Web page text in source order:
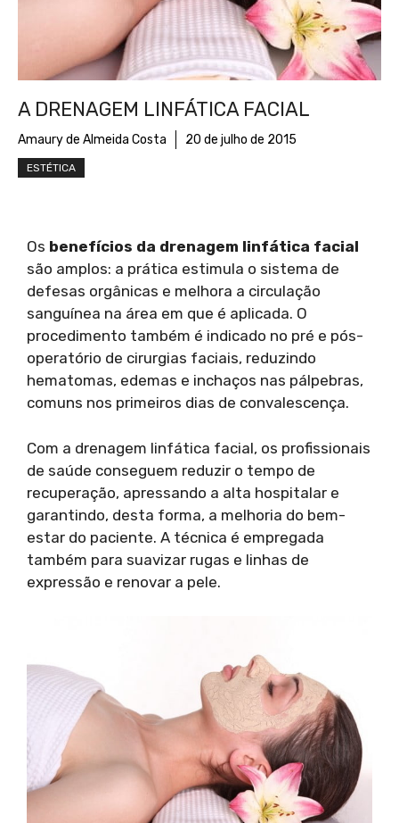
A DRENAGEM LINFÁTICA FACIAL
Amaury de Almeida Costa 20 de julho de 2015
ESTÉTICA
Os benefícios da drenagem linfática facial
são amplos: a prática estimula o sistema de
defesas orgânicas e melhora a circulação
sanguínea na área em que é aplicada. O
procedimento também é indicado no pré e pós-
operatório de cirurgias faciais, reduzindo
hematomas, edemas e inchaços nas pálpebras,
comuns nos primeiros dias de convalescença.
Com a drenagem linfática facial, os profissionais
de saúde conseguem reduzir o tempo de
recuperação, apressando a alta hospitalar e
garantindo, desta forma, a melhoria do bem-
estar do paciente. A técnica é empregada
também para suavizar rugas e linhas de
expressão e renovar a pele.